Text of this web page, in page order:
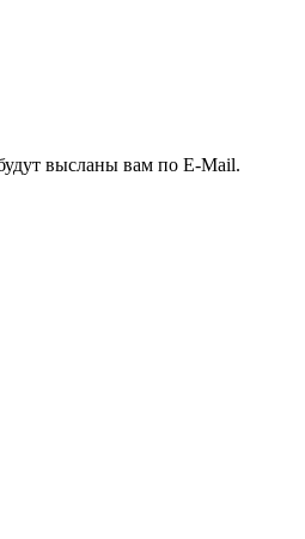
высланы вам по E-Mail.